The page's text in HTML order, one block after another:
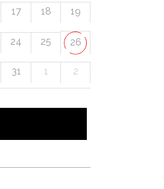
17 18 19
24 25 26
31 1 2